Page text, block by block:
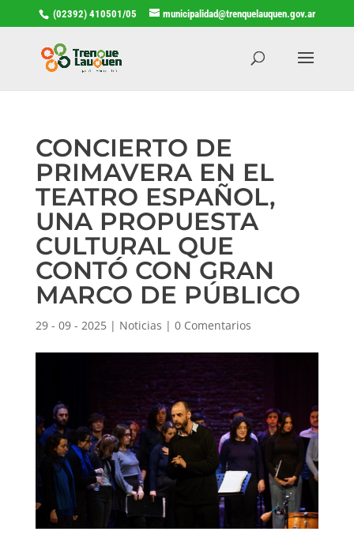
(02392) 410501/05 municipalidad@trenquelauquen.gov.ar
CONCIERTO DE
PRIMAVERA EN EL
TEATRO ESPAÑOL,
UNA PROPUESTA
CULTURAL QUE
CONTÓ CON GRAN
MARCO DE PÚBLICO
29 - 09 - 2025| Noticias | 0 Comentarios